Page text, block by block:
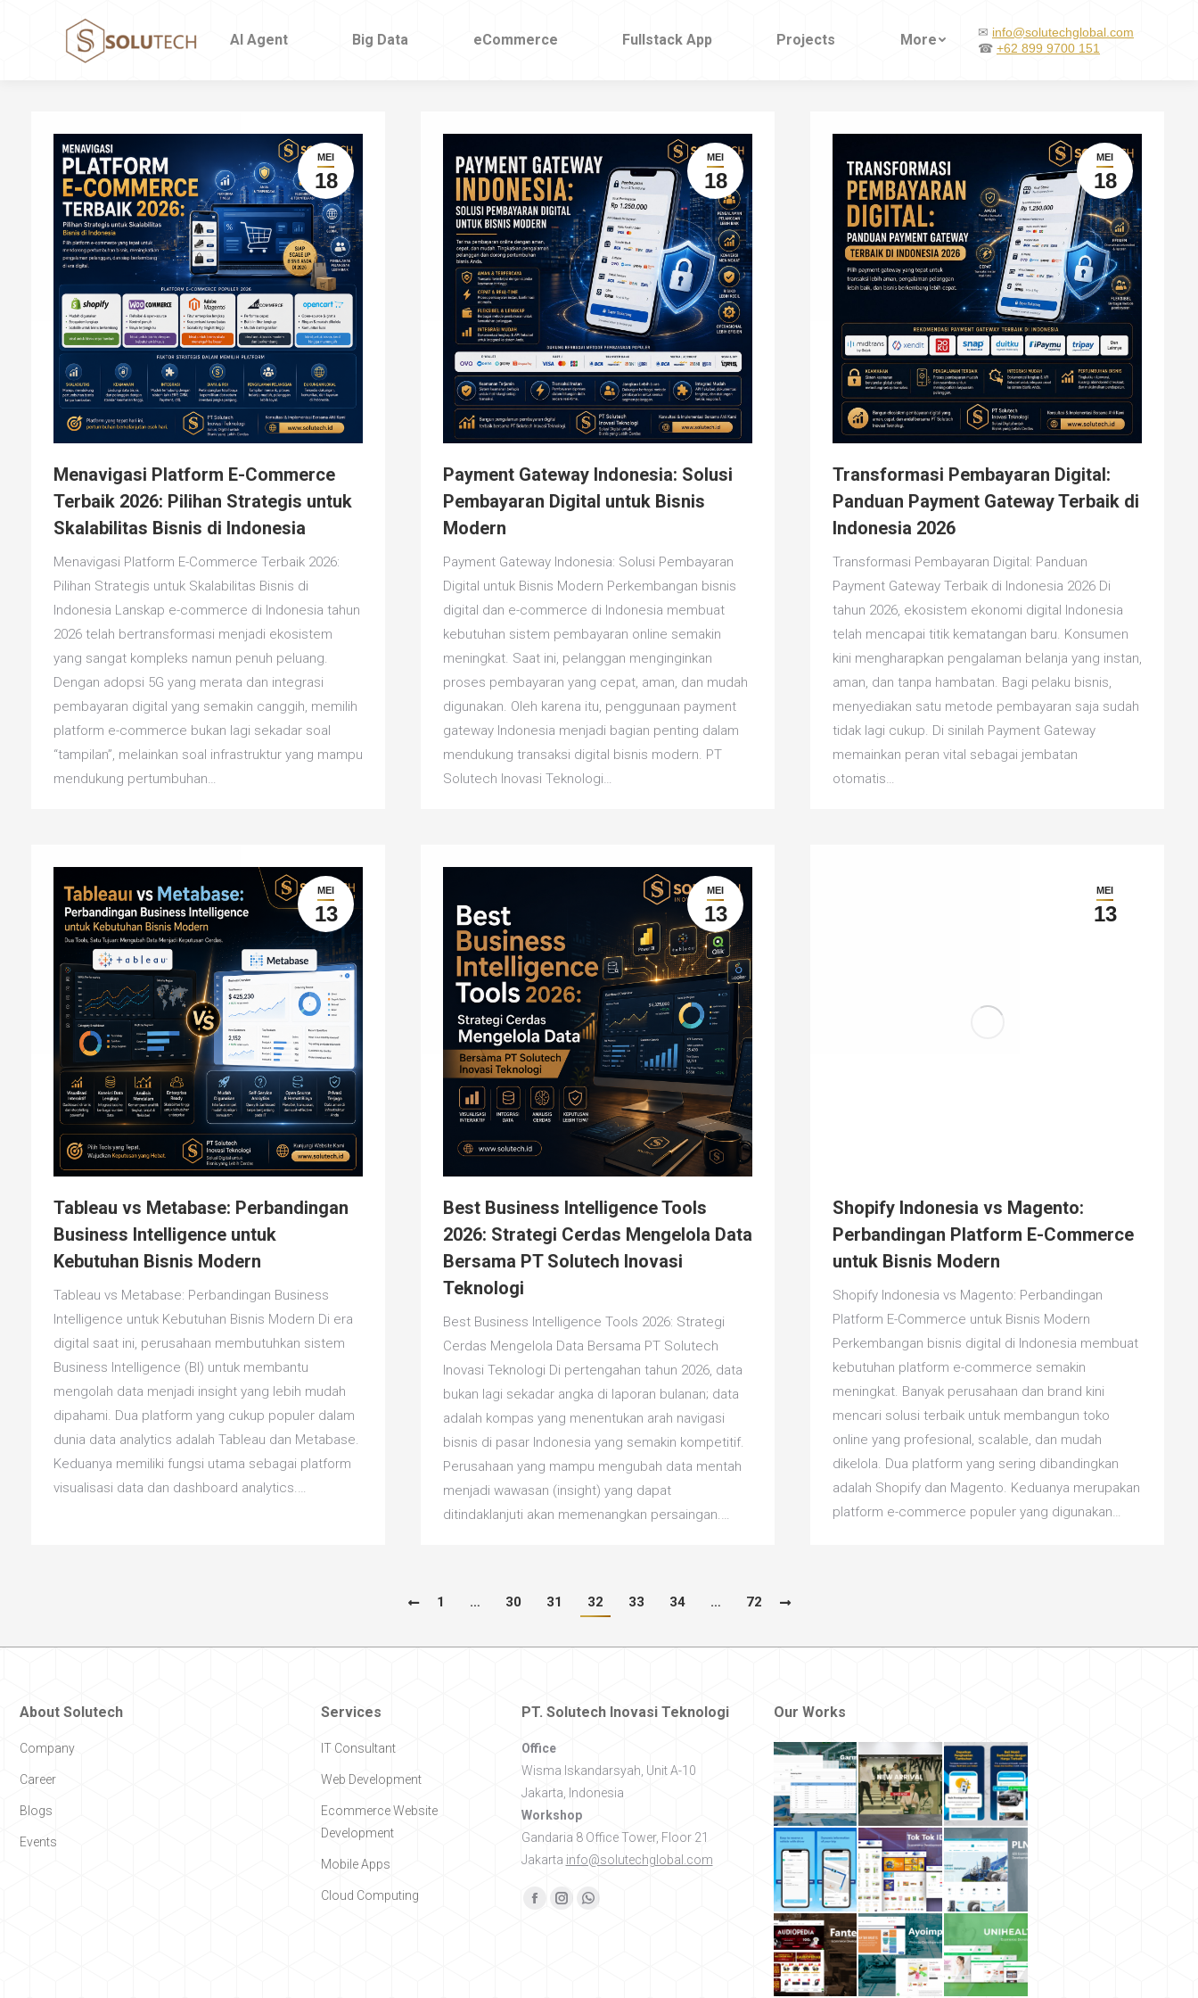
AI Agent Big Data eCommerce Fullstack App Projects More ✉ info@solutechglobal.com
☎ +62 899 9700 151
MEI
18
Menavigasi Platform E-Commerce
Terbaik 2026: Pilihan Strategis untuk
Skalabilitas Bisnis di Indonesia
Menavigasi Platform E-Commerce Terbaik 2026:
Pilihan Strategis untuk Skalabilitas Bisnis di
Indonesia Lanskap e-commerce di Indonesia tahun
2026 telah bertransformasi menjadi ekosistem
yang sangat kompleks namun penuh peluang.
Dengan adopsi 5G yang merata dan integrasi
pembayaran digital yang semakin canggih, memilih
platform e-commerce bukan lagi sekadar soal
“tampilan”, melainkan soal infrastruktur yang mampu
mendukung pertumbuhan…
MEI
18
Payment Gateway Indonesia: Solusi
Pembayaran Digital untuk Bisnis
Modern
Payment Gateway Indonesia: Solusi Pembayaran
Digital untuk Bisnis Modern Perkembangan bisnis
digital dan e-commerce di Indonesia membuat
kebutuhan sistem pembayaran online semakin
meningkat. Saat ini, pelanggan menginginkan
proses pembayaran yang cepat, aman, dan mudah
digunakan. Oleh karena itu, penggunaan payment
gateway Indonesia menjadi bagian penting dalam
mendukung transaksi digital bisnis modern. PT
Solutech Inovasi Teknologi…
MEI
18
Transformasi Pembayaran Digital:
Panduan Payment Gateway Terbaik di
Indonesia 2026
Transformasi Pembayaran Digital: Panduan
Payment Gateway Terbaik di Indonesia 2026 Di
tahun 2026, ekosistem ekonomi digital Indonesia
telah mencapai titik kematangan baru. Konsumen
kini mengharapkan pengalaman belanja yang instan,
aman, dan tanpa hambatan. Bagi pelaku bisnis,
menyediakan satu metode pembayaran saja sudah
tidak lagi cukup. Di sinilah Payment Gateway
memainkan peran vital sebagai jembatan
otomatis…
MEI
13
Tableau vs Metabase: Perbandingan
Business Intelligence untuk
Kebutuhan Bisnis Modern
Tableau vs Metabase: Perbandingan Business
Intelligence untuk Kebutuhan Bisnis Modern Di era
digital saat ini, perusahaan membutuhkan sistem
Business Intelligence (BI) untuk membantu
mengolah data menjadi insight yang lebih mudah
dipahami. Dua platform yang cukup populer dalam
dunia data analytics adalah Tableau dan Metabase.
Keduanya memiliki fungsi utama sebagai platform
visualisasi data dan dashboard analytics.…
MEI
13
Best Business Intelligence Tools
2026: Strategi Cerdas Mengelola Data
Bersama PT Solutech Inovasi
Teknologi
Best Business Intelligence Tools 2026: Strategi
Cerdas Mengelola Data Bersama PT Solutech
Inovasi Teknologi Di pertengahan tahun 2026, data
bukan lagi sekadar angka di laporan bulanan; data
adalah kompas yang menentukan arah navigasi
bisnis di pasar Indonesia yang semakin kompetitif.
Perusahaan yang mampu mengubah data mentah
menjadi wawasan (insight) yang dapat
ditindaklanjuti akan memenangkan persaingan.…
MEI
13
Shopify Indonesia vs Magento:
Perbandingan Platform E-Commerce
untuk Bisnis Modern
Shopify Indonesia vs Magento: Perbandingan
Platform E-Commerce untuk Bisnis Modern
Perkembangan bisnis digital di Indonesia membuat
kebutuhan platform e-commerce semakin
meningkat. Banyak perusahaan dan brand kini
mencari solusi terbaik untuk membangun toko
online yang profesional, scalable, dan mudah
dikelola. Dua platform yang sering dibandingkan
adalah Shopify dan Magento. Keduanya merupakan
platform e-commerce populer yang digunakan…
1 … 30 31 32 33 34 … 72
About Solutech
Company
Career
Blogs
Events
Services
IT Consultant
Web Development
Ecommerce Website
Development
Mobile Apps
Cloud Computing
PT. Solutech Inovasi Teknologi
Office
Wisma Iskandarsyah, Unit A-10
Jakarta, Indonesia
Workshop
Gandaria 8 Office Tower, Floor 21
Jakarta info@solutechglobal.com
Find us on:
Facebook
InstagramWhatsapp
Our Works